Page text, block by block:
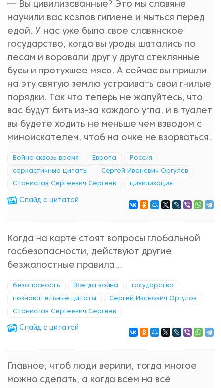
— Вы цивилизованные? Это мы славяне
научили вас козлов гигиене и мыться перед
едой. У нас уже было свое славянское
государство, когда вы уроды шатались по
лесам и воровали друг у друга стеклянные
бусы и протухшее мясо. А сейчас вы пришли
на эту святую землю устраивать свои гнилые
порядки. Так что теперь не жалуйтесь, что
вас будут бить из-за каждого угла, и в туалет
вы будете ходить не меньше чем взводом с
миноискателем, чтоб на очке не взорваться.
Война сквозь время Европа Россия
саркастичные цитаты Сергей Иванович Оргулов
Станислав Сергеевич Сергеев цивилизация
Cлайд с цитатой
Когда на карте стоят вопросы глобальной
госбезопасности, действуют другие
безжалостные правила...
безопасность Всегда война государство
познавательные цитаты Сергей Иванович Оргулов
Станислав Сергеевич Сергеев
Cлайд с цитатой
Главное, чтоб люди верили, тогда многое
можно сделать, а когда всем на всё